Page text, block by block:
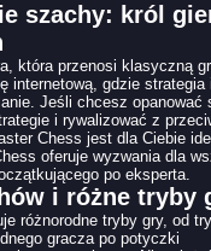
szachy: król
która przenosi klasyczną
internetową, gdzie
Jeśli chcesz opanować
i rywalizować z
Chess jest dla Ciebie
oferuje wyzwania dla
po eksperta.
i różne tryby
różnorodne tryby gry, od
gracza po potyczki